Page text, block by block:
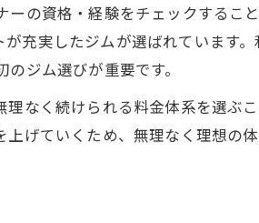
パーソナルジムの見極め方
料金プランと支払い方法を整理
の資格・経験をチェックするこ
充実したジムが選ばれています
ジム選びが重要です。
なく続けられる料金体系を選ぶ
げていくため、無理なく理想の体